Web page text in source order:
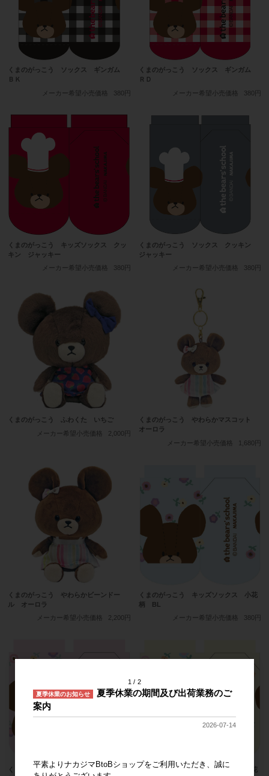
くまのがっこう ソックス ギンガム
ＢＫ
メーカー希望小売価格
380円
くまのがっこう ソックス ギンガム
ＲＤ
メーカー希望小売価格
380円
くまのがっこう キッズソックス クッ
キン ジャッキー
メーカー希望小売価格
380円
くまのがっこう ソックス クッキン
ジャッキー
メーカー希望小売価格
380円
くまのがっこう ふわくた いちご
メーカー希望小売価格
2,000円
くまのがっこう やわらかマスコット
オーロラ
メーカー希望小売価格
1,680円
くまのがっこう やわらかビーンドー
ル オーロラ
メーカー希望小売価格
2,200円
くまのがっこう キッズソックス 小花
柄 BL
メーカー希望小売価格
380円
くまのがっこう キッズソックス 小花
くまのがっこう キッズソックス 小花
1 2
夏季休業のお知らせ
夏季休業の期間及び出荷業務のご
案内
2026-07-14
平素よりナカジマBtoBショップをご利用いただき、誠に